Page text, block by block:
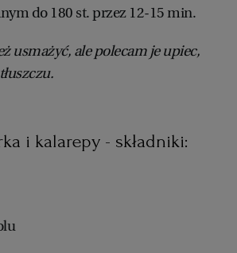
do 180 st. przez 12-15 min.
usmażyć, ale polecam je upiec,
i kalarepy - składniki: